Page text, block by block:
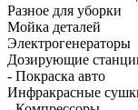
Разное для уборки
Мойка деталей
Электрогенераторы
Дозирующие
- Покраска авто
Инфракрасные